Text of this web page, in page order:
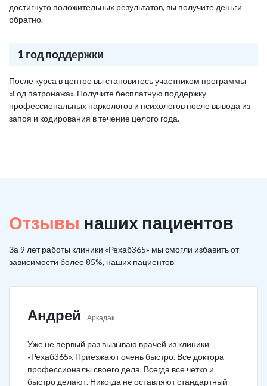
достигнуто положительных результатов, вы получите деньги
обратно.
1 год поддержки
После курса в центре вы становитесь участником программы
«Год патронажа». Получите бесплатную поддержку
профессиональных наркологов и психологов после вывода из
запоя и кодирования в течение целого года.
Отзывы наших пациентов
За 9 лет работы клиники «Рехаб365» мы смогли избавить от
зависимости более 85%, наших пациентов
Андрей Аркадак
Уже не первый раз вызываю врачей из клиники
«Рехаб365». Приезжают очень быстро. Все доктора
профессионалы своего дела. Всегда все четко и
быстро делают. Никогда не оставляют стандартный